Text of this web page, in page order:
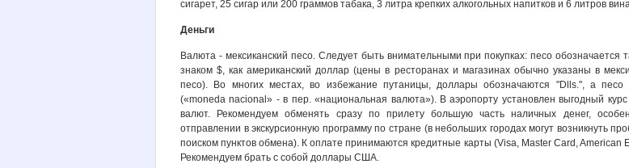
сигарет, 25 сигар или 200 граммов табака, 3 литра крепких алкогольных напитков и 6 литров
Деньги
Валюта - мексиканский песо. Следует быть внимательными при покупках: песо обозначается
знаком $, как американский доллар (цены в ресторанах и магазинах обычно указаны в
песо). Во многих местах, во избежание путаницы, доллары обозначаются "Dlls.", а песо
(«moneda nacional» - в пер. «национальная валюта»). В аэропорту установлен выгодный
валют. Рекомендуем обменять сразу по прилету большую часть наличных денег,
отправлении в экскурсионную программу по стране (в небольших городах могут возникнуть
поиском пунктов обмена). К оплате принимаются кредитные карты (Visa, Master Card, American
Рекомендуем брать с собой доллары США.